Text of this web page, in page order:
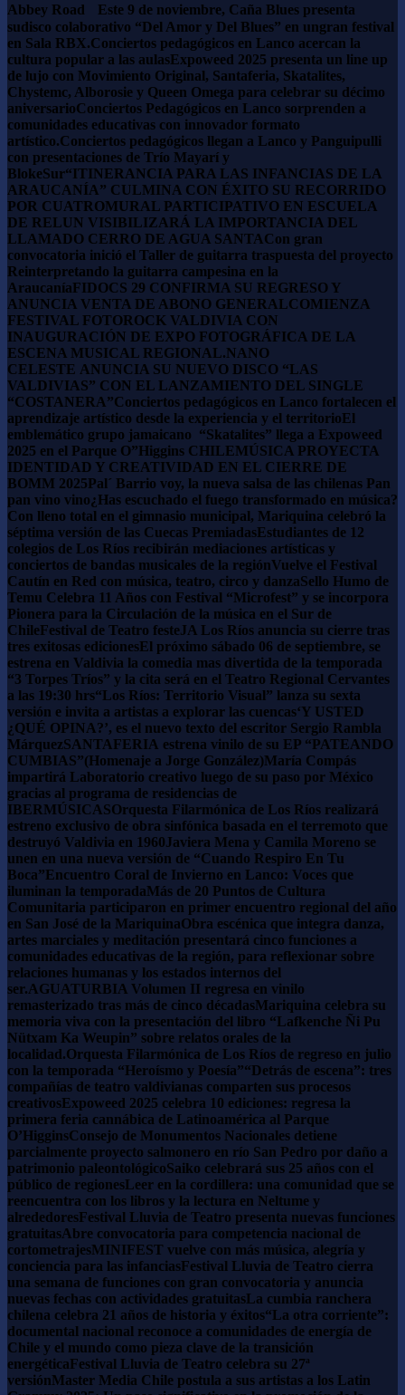
Abbey Road Este 9 de noviembre, Caña Blues presenta
sudisco colaborativo “Del Amor y Del Blues” en ungran festival
en Sala RBX.Conciertos pedagógicos en Lanco acercan la
cultura popular a las aulasExpoweed 2025 presenta un line up
de lujo con Movimiento Original, Santaferia, Skatalites,
Chystemc, Alborosie y Queen Omega para celebrar su décimo
aniversarioConciertos Pedagógicos en Lanco sorprenden a
comunidades educativas con innovador formato
artístico.Conciertos pedagógicos llegan a Lanco y Panguipulli
con presentaciones de Trío Mayarí y
BlokeSur“ITINERANCIA PARA LAS INFANCIAS DE LA
ARAUCANÍA” CULMINA CON ÉXITO SU RECORRIDO
POR CUATRO​MURAL PARTICIPATIVO EN ESCUELA
DE RELUN VISIBILIZARÁ LA IMPORTANCIA DEL
LLAMADO CERRO DE AGUA SANTACon gran
convocatoria inició el Taller de guitarra traspuesta del proyecto
Reinterpretando la guitarra campesina en la
AraucaníaFIDOCS 29 CONFIRMA SU REGRESO Y
ANUNCIA VENTA DE ABONO GENERALCOMIENZA
FESTIVAL FOTOROCK VALDIVIA CON
INAUGURACIÓN DE EXPO FOTOGRÁFICA DE LA
ESCENA MUSICAL REGIONAL.NANO
CELESTE ANUNCIA SU NUEVO DISCO “LAS
VALDIVIAS” CON EL LANZAMIENTO DEL SINGLE
“COSTANERA”Conciertos pedagógicos en Lanco fortalecen el
aprendizaje artístico desde la experiencia y el territorioEl
emblemático grupo jamaicano “Skatalites” llega a Expoweed
2025 en el Parque O”Higgins CHILEMÚSICA PROYECTA
IDENTIDAD Y CREATIVIDAD EN EL CIERRE DE
BOMM 2025Pal´ Barrio voy, la nueva salsa de las chilenas Pan
pan vino vino¿Has escuchado el fuego transformado en música?
Con lleno total en el gimnasio municipal, Mariquina celebró la
séptima versión de las Cuecas PremiadasEstudiantes de 12
colegios de Los Ríos recibirán mediaciones artísticas y
conciertos de bandas musicales de la regiónVuelve el Festival
Cautín en Red con música, teatro, circo y danzaSello Humo de
Temu Celebra 11 Años con Festival “Microfest” y se incorpora
Pionera para la Circulación de la música en el Sur de
ChileFestival de Teatro festeJA Los Ríos anuncia su cierre tras
tres exitosas edicionesEl próximo sábado 06 de septiembre, se
estrena en Valdivia la comedia mas divertida de la temporada
“3 Torpes Tríos” y la cita será en el Teatro Regional Cervantes
a las 19:30 hrs“Los Ríos: Territorio Visual” lanza su sexta
versión e invita a artistas a explorar las cuencas‘Y USTED
¿QUÉ OPINA?’, es el nuevo texto del escritor Sergio Rambla
MárquezSANTAFERIA estrena vinilo de su EP “PATEANDO
CUMBIAS”(Homenaje a Jorge González)María Compás
impartirá Laboratorio creativo luego de su paso por México
gracias al programa de residencias de
IBERMÚSICASOrquesta Filarmónica de Los Ríos realizará
estreno exclusivo de obra sinfónica basada en el terremoto que
destruyó Valdivia en 1960Javiera Mena y Camila Moreno se
unen en una nueva versión de “Cuando Respiro En Tu
Boca”Encuentro Coral de Invierno en Lanco: Voces que
iluminan la temporadaMás de 20 Puntos de Cultura
Comunitaria participaron en primer encuentro regional del año
en San José de la MariquinaObra escénica que integra danza,
artes marciales y meditación presentará cinco funciones a
comunidades educativas de la región, para reflexionar sobre
relaciones humanas y los estados internos del
ser.AGUATURBIA Volumen II regresa en vinilo
remasterizado tras más de cinco décadasMariquina celebra su
memoria viva con la presentación del libro “Lafkenche Ñi Pu
Nütxam Ka Weupin” sobre relatos orales de la
localidad.Orquesta Filarmónica de Los Ríos de regreso en julio
con la temporada “Heroísmo y Poesía”“Detrás de escena”: tres
compañías de teatro valdivianas comparten sus procesos
creativosExpoweed 2025 celebra 10 ediciones: regresa la
primera feria cannábica de Latinoamérica al Parque
O’HigginsConsejo de Monumentos Nacionales detiene
parcialmente proyecto salmonero en río San Pedro por daño a
patrimonio paleontológicoSaiko celebrará sus 25 años con el
público de regionesLeer en la cordillera: una comunidad que se
reencuentra con los libros y la lectura en Neltume y
alrededoresFestival Lluvia de Teatro presenta nuevas funciones
gratuitasAbre convocatoria para competencia nacional de
cortometrajesMINIFEST vuelve con más música, alegría y
conciencia para las infanciasFestival Lluvia de Teatro cierra
una semana de funciones con gran convocatoria y anuncia
nuevas fechas con actividades gratuitasLa cumbia ranchera
chilena celebra 21 años de historia y éxitos“La otra corriente”:
documental nacional reconoce a comunidades de energía de
Chile y el mundo como pieza clave de la transición
energéticaFestival Lluvia de Teatro celebra su 27ª
versiónMaster Media Chile postula a sus artistas a los Latin